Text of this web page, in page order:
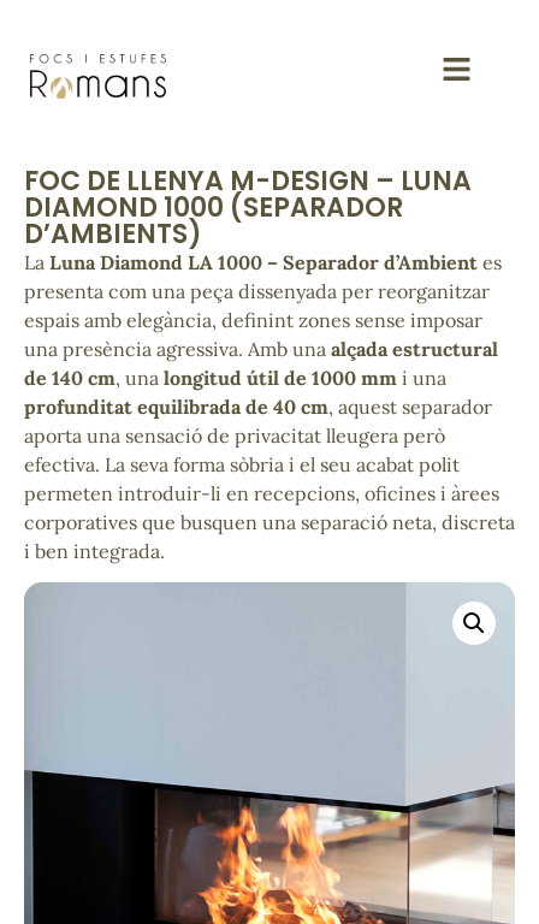
FOC DE LLENYA M-DESIGN – LUNA
DIAMOND 1000 (SEPARADOR
D’AMBIENTS)
La Luna Diamond LA 1000 – Separador d’Ambient es
presenta com una peça dissenyada per reorganitzar
espais amb elegància, definint zones sense imposar
una presència agressiva. Amb una alçada estructural
de 140 cm, una longitud útil de 1000 mm i una
profunditat equilibrada de 40 cm, aquest separador
aporta una sensació de privacitat lleugera però
efectiva. La seva forma sòbria i el seu acabat polit
permeten introduir-li en recepcions, oficines i àrees
corporatives que busquen una separació neta, discreta
i ben integrada.